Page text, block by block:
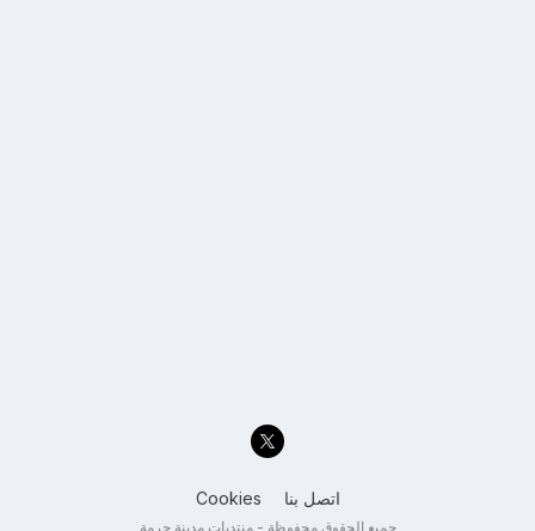
اتصل بنا Cookies
جميع الحقوق محفوظة - منتديات مدينة حرمة